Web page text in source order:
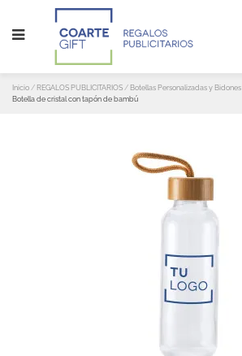
Inicio REGALOS PUBLICITARIOS Botellas Personalizadas y Bidones
Botella de cristal con tapón de bambú